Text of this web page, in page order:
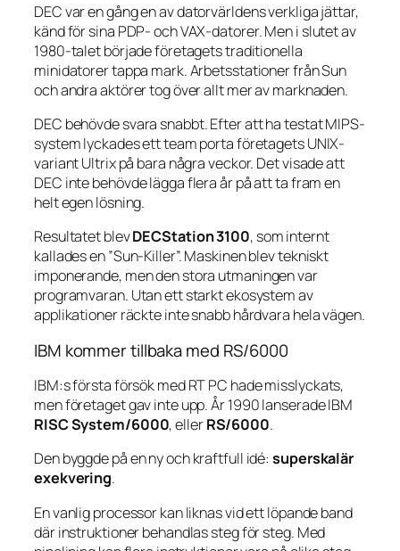
DEC var en gång en av datorvärldens verkliga jättar,
känd för sina PDP- och VAX-datorer. Men i slutet av
1980-talet började företagets traditionella
minidatorer tappa mark. Arbetsstationer från Sun
och andra aktörer tog över allt mer av marknaden.
DEC behövde svara snabbt. Efter att ha testat MIPS-
system lyckades ett team porta företagets UNIX-
variant Ultrix på bara några veckor. Det visade att
DEC inte behövde lägga flera år på att ta fram en
helt egen lösning.
Resultatet blevDECStation 3100, som internt
kallades en ”Sun-Killer”. Maskinen blev tekniskt
imponerande, men den stora utmaningen var
programvaran. Utan ett starkt ekosystem av
applikationer räckte inte snabb hårdvara hela vägen.
IBM kommer tillbaka med RS/6000
IBM:s första försök med RT PC hade misslyckats,
men företaget gav inte upp. År 1990 lanserade IBM
RISC System/6000, ellerRS/6000.
Den byggde på en ny och kraftfull idé:superskalär
exekvering.
En vanlig processor kan liknas vid ett löpande band
där instruktioner behandlas steg för steg. Med